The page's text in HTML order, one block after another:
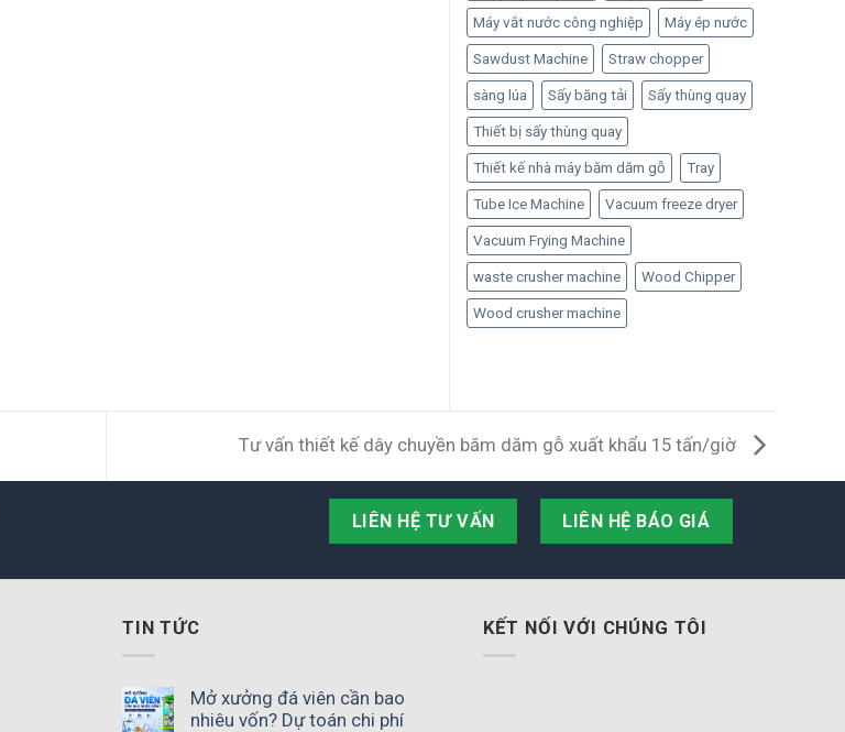
Máy vắt nước công nghiệp Máy ép nước
Sawdust Machine Straw chopper
sàng lúa Sấy băng tải Sấy thùng quay
Thiết bị sấy thùng quay
Thiết kế nhà máy băm dăm gỗ Tray
Tube Ice Machine Vacuum freeze dryer
Vacuum Frying Machine
waste crusher machine Wood Chipper
Wood crusher machine
Tư vấn thiết kế dây chuyền băm dăm gỗ xuất khẩu 15 tấn/giờ
LIÊN HỆ TƯ VẤN LIÊN HỆ BÁO GIÁ
TIN TỨC
Mở xưởng đá viên cần bao
nhiêu vốn? Dự toán chi phí
KẾT NỐI VỚI CHÚNG TÔI